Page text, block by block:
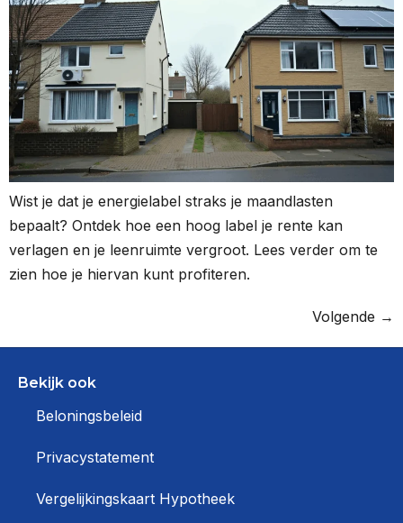
Wist je dat je energielabel straks je maandlasten
bepaalt? Ontdek hoe een hoog label je rente kan
verlagen en je leenruimte vergroot. Lees verder om te
zien hoe je hiervan kunt profiteren.
Volgende →
Bekijk ook
Beloningsbeleid
Privacystatement
Vergelijkingskaart Hypotheek